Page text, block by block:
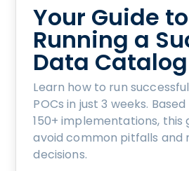
Your Guide to
Running a
Data Catalog
Learn how to run
POCs in just 3 weeks.
150+ implementations, this
avoid common pitfalls and
decisions.